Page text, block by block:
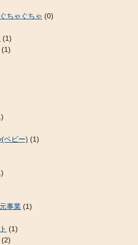
ちゃぐちゃ (0)
(1)
(1)
ベビー) (1)
事業 (1)
(1)
(2)